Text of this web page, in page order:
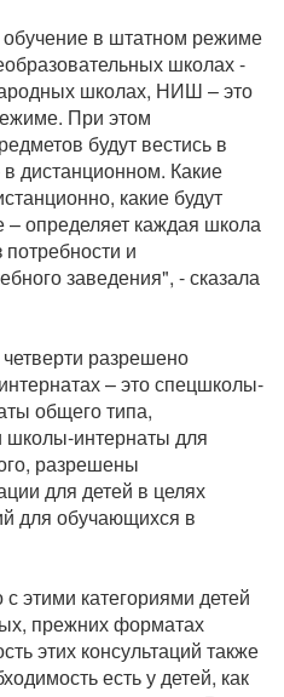
обучение в штатном режиме
школах -
школах, НИШ – это
При этом
будут вестись в
дистанционном. Какие
какие будут
определяет каждая школа
и
заведения", - сказала
разрешено
– это спецшколы-
общего типа,
интернаты для
разрешены
для детей в целях
для обучающихся в
этими категориями детей
прежних форматах
этих консультаций также
есть у детей, как